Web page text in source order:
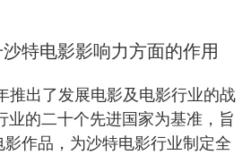
特电影影响力方面的作用
推出了发展电影及电影行业的战
业的二十个先进国家为基准，旨
作品，为沙特电影行业制定全